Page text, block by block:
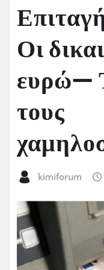
Οι
ευρώ—
τους
kimiforum